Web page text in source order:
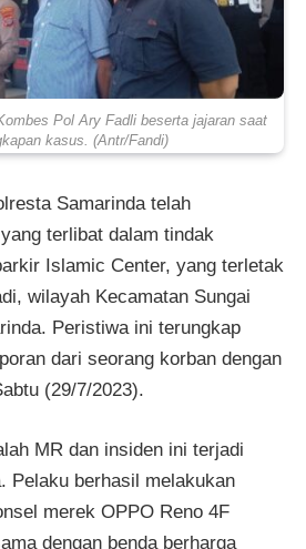
Pol Ary Fadli beserta jajaran saat
kasus. (Antr/Fandi)
Samarinda telah
terlibat dalam tindak
Islamic Center, yang terletak
wilayah Kecamatan Sungai
Peristiwa ini terungkap
dari seorang korban dengan
(29/7/2023).
MR dan insiden ini terjadi
Pelaku berhasil melakukan
merek OPPO Reno 4F
dengan benda berharga